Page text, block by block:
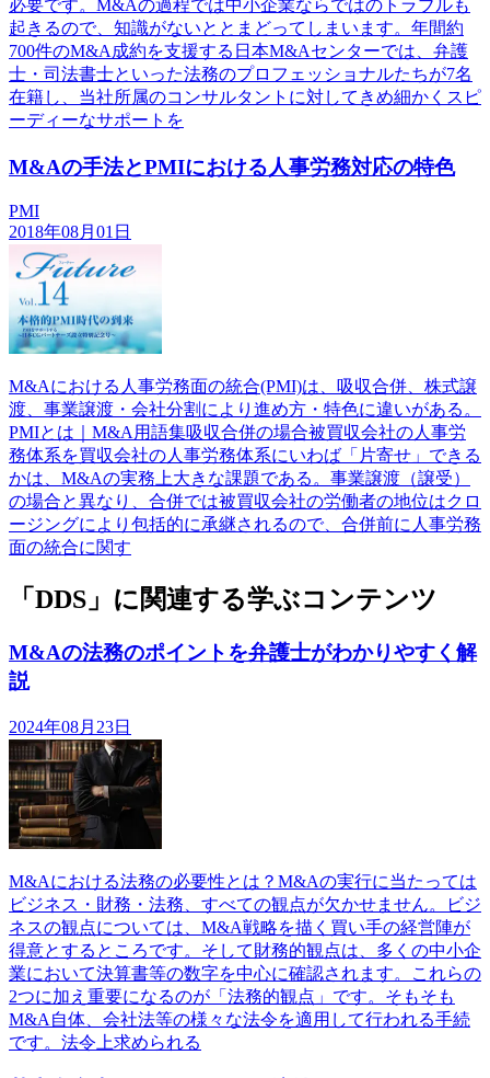
必要です。M&Aの過程では中小企業ならではのトラブルも
起きるので、知識がないととまどってしまいます。年間約
700件のM&A成約を支援する日本M&Aセンターでは、弁護
士・司法書士といった法務のプロフェッショナルたちが7名
在籍し、当社所属のコンサルタントに対してきめ細かくスピ
ーディーなサポートを
M&Aの手法とPMIにおける人事労務対応の特色
PMI
2018年08月01日
M&Aにおける人事労務面の統合(PMI)は、吸収合併、株式譲
渡、事業譲渡・会社分割により進め方・特色に違いがある。
PMIとは｜M&A用語集吸収合併の場合被買収会社の人事労
務体系を買収会社の人事労務体系にいわば「片寄せ」できる
かは、M&Aの実務上大きな課題である。事業譲渡（譲受）
の場合と異なり、合併では被買収会社の労働者の地位はクロ
ージングにより包括的に承継されるので、合併前に人事労務
面の統合に関す
「DDS」に関連する学ぶコンテンツ
M&Aの法務のポイントを弁護士がわかりやすく解
説
2024年08月23日
M&Aにおける法務の必要性とは？M&Aの実行に当たっては
ビジネス・財務・法務、すべての観点が欠かせません。ビジ
ネスの観点については、M&A戦略を描く買い手の経営陣が
得意とするところです。そして財務的観点は、多くの中小企
業において決算書等の数字を中心に確認されます。これらの
2つに加え重要になるのが「法務的観点」です。そもそも
M&A自体、会社法等の様々な法令を適用して行われる手続
です。法令上求められる